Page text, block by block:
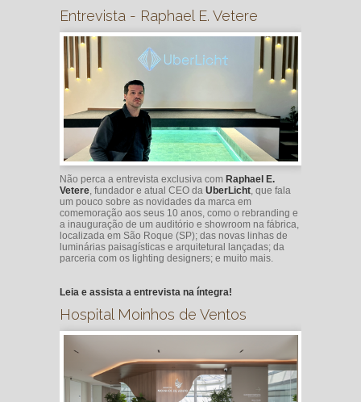
Entrevista - Raphael E. Vetere
Não perca a entrevista exclusiva com Raphael E.
Vetere, fundador e atual CEO da UberLicht, que fala
um pouco sobre as novidades da marca em
comemoração aos seus 10 anos, como o rebranding e
a inauguração de um auditório e showroom na fábrica,
localizada em São Roque (SP); das novas linhas de
luminárias paisagísticas e arquitetural lançadas; da
parceria com os lighting designers; e muito mais.
Leia e assista a entrevista na íntegra!
Hospital Moinhos de Ventos